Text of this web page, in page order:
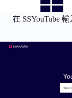
在 SSYouTube